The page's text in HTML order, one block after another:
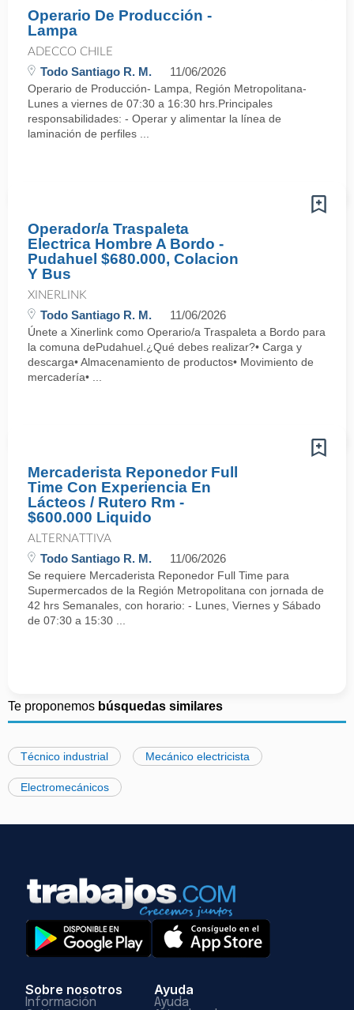
Operario De Producción -
Lampa
ADECCO CHILE
Todo Santiago R. M. 11/06/2026
Operario de Producción- Lampa, Región Metropolitana-
Lunes a viernes de 07:30 a 16:30 hrs.Principales
responsabilidades: - Operar y alimentar la línea de
laminación de perfiles ...
Operador/a Traspaleta
Electrica Hombre A Bordo -
Pudahuel $680.000, Colacion
Y Bus
XINERLINK
Todo Santiago R. M. 11/06/2026
Únete a Xinerlink como Operario/a Traspaleta a Bordo para
la comuna dePudahuel.¿Qué debes realizar?• Carga y
descarga• Almacenamiento de productos• Movimiento de
mercadería• ...
Mercaderista Reponedor Full
Time Con Experiencia En
Lácteos / Rutero Rm -
$600.000 Liquido
ALTERNATTIVA
Todo Santiago R. M. 11/06/2026
Se requiere Mercaderista Reponedor Full Time para
Supermercados de la Región Metropolitana con jornada de
42 hrs Semanales, con horario: - Lunes, Viernes y Sábado
de 07:30 a 15:30 ...
Te proponemos búsquedas similares
Técnico industrial Mecánico electricista
Electromecánicos
Sobre nosotros
Información
Ayuda
Ayuda